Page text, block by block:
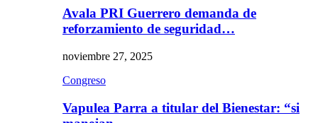
Avala PRI Guerrero demanda de
reforzamiento de seguridad…
noviembre 27, 2025
Congreso
Vapulea Parra a titular del Bienestar: “si